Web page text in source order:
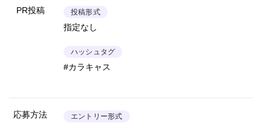
PR投稿 投稿形式
指定なし
ハッシュタグ
#カラキャス
応募方法 エントリー形式